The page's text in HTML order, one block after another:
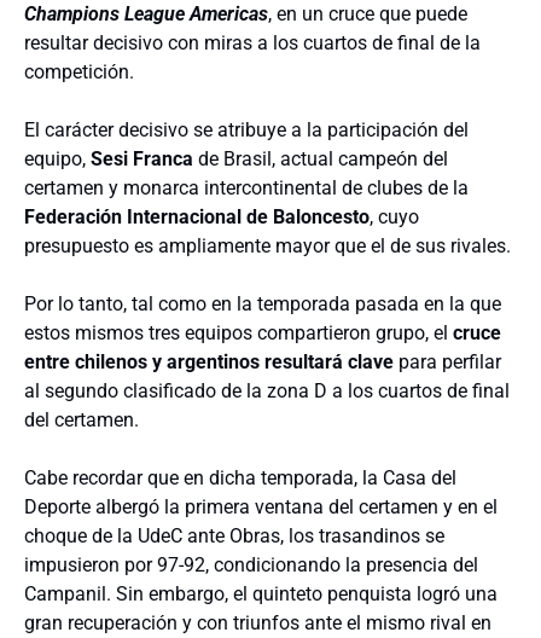
Champions League Americas, en un cruce que puede
resultar decisivo con miras a los cuartos de final de la
competición.
El carácter decisivo se atribuye a la participación del
equipo, Sesi Franca de Brasil, actual campeón del
certamen y monarca intercontinental de clubes de la
Federación Internacional de Baloncesto, cuyo
presupuesto es ampliamente mayor que el de sus rivales.
Por lo tanto, tal como en la temporada pasada en la que
estos mismos tres equipos compartieron grupo, el cruce
entre chilenos y argentinos resultará clave para perfilar
al segundo clasificado de la zona D a los cuartos de final
del certamen.
Cabe recordar que en dicha temporada, la Casa del
Deporte albergó la primera ventana del certamen y en el
choque de la UdeC ante Obras, los trasandinos se
impusieron por 97-92, condicionando la presencia del
Campanil. Sin embargo, el quinteto penquista logró una
gran recuperación y con triunfos ante el mismo rival en